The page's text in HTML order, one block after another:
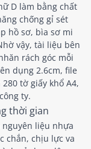
D làm bằng chất
chống gỉ sét
hồ sơ, bìa sơ mi
vậy, tài liệu bên
rách góc mỗi
dụng 2.6cm, file
tờ giấy khổ A4,
ty.
thời gian
liệu nhựa
chắn, chịu lực va